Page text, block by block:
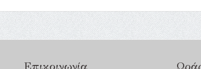
Επικοινωνία